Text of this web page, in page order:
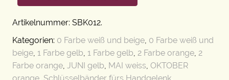
Artikelnummer: SBK012.
Kategorien: 0 Farbe weiß und beige 0 Farbe weiß und
beige 1 Farbe gelb 1 Farbe gelb 2 Farbe orange 2
Farbe orange JUNI gelb MAI weiss OKTOBER